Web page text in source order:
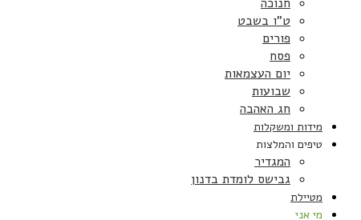
ט”ו בשבט
פורים
פסח
יום העצמאות
שבועות
חג האהבה
מידות ומשקלות
טיפים והמלצות
המגדיר
גבישס לומדת בדנון
מטיילת
מי אני